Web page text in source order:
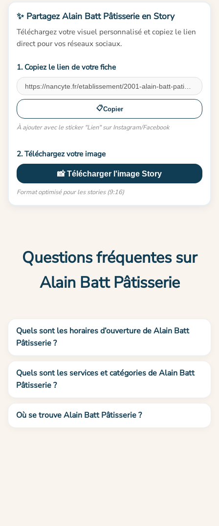
✨ Partagez Alain Batt Pâtisserie en Story
Téléchargez votre visuel personnalisé et copiez le lien
direct pour vos réseaux sociaux.
1. Copiez le lien de votre fiche
📋Copier
À ajouter avec le sticker "Lien" sur Instagram/Facebook
2. Téléchargez votre image
📸 Télécharger l'image Story
Format optimisé pour les stories (9:16)
Questions fréquentes sur
Alain Batt Pâtisserie
Quels sont les horaires d’ouverture de Alain Batt
Pâtisserie ?
Quels sont les services et catégories de Alain Batt
Pâtisserie ?
Où se trouve Alain Batt Pâtisserie ?